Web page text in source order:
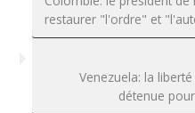
restaurer "l'ordre" et
Venezuela: la
détenue